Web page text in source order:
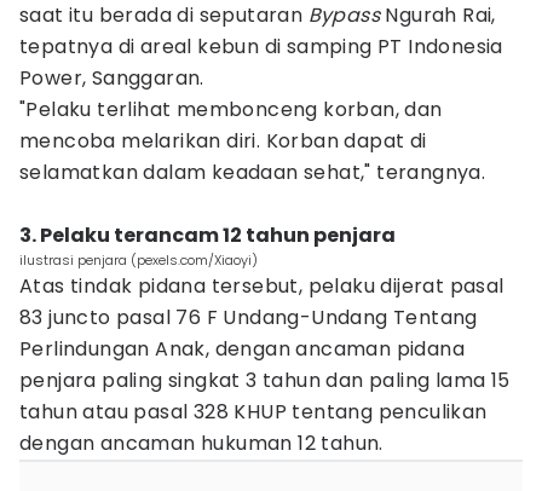
saat itu berada di seputaran BypassNgurah Rai,
tepatnya di areal kebun di samping PT Indonesia
Power, Sanggaran.
"Pelaku terlihat membonceng korban, dan
mencoba melarikan diri. Korban dapat di
selamatkan dalam keadaan sehat," terangnya.
3. Pelaku terancam 12 tahun penjara
ilustrasi penjara (pexels.com/Xiaoyi)
Atas tindak pidana tersebut, pelaku dijerat pasal
83 juncto pasal 76 F Undang-Undang Tentang
Perlindungan Anak, dengan ancaman pidana
penjara paling singkat 3 tahun dan paling lama 15
tahun atau pasal 328 KHUP tentang penculikan
dengan ancaman hukuman 12 tahun.